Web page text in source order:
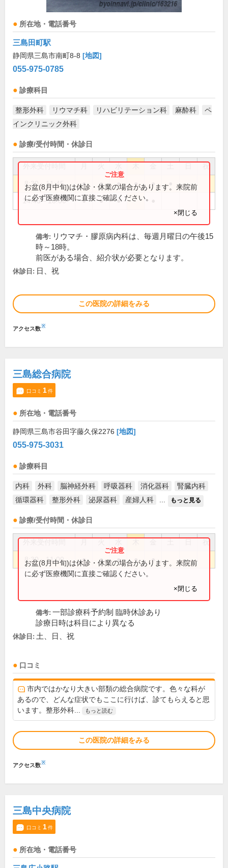
所在地・電話番号
三島田町駅
静岡県三島市南町8-8 [地図]
055-975-0785
診療科目
整形外科 リウマチ科 リハビリテーション科 麻酔科
ペ
インクリニック外科
診療/受付時間・休診日
祝
8:30～11:45 ● ● ● ● ●
14:45～18:00 ● ● ●
お盆(8月中旬)は休診・休業の場合があります。来院前
に必ず医療機関に直接ご確認ください。
×閉じる
備考: リウマチ・膠原病内科は、毎週月曜日の午後15
時～18時。
前医がある場合、紹介状が必要となります。
休診日: 日、祝
この医院の詳細をみる
アクセス数※
三島総合病院
口コミ 1件
所在地・電話番号
静岡県三島市谷田字藤久保2276 [地図]
055-975-3031
診療科目
内科 外科 脳神経外科 呼吸器科 消化器科
腎臓内科
循環器科
整形外科 泌尿器科 産婦人科 もっと見る
診療/受付時間・休診日
祝
8:30～11:00 ● ● ● ● ●
お盆(8月中旬)は休診・休業の場合があります。来院前
に必ず医療機関に直接ご確認ください。
×閉じる
備考: 一部診療科予約制 臨時休診あり
診療日時は科目により異なる
休診日: 土、日、祝
口コミ
市内ではかなり大きい部類の総合病院です。色々な科が
あるので、どんな症状でもここに行けば、診てもらえると思
います。整形外科...
もっと読む
この医院の詳細をみる
アクセス数※
三島中央病院
口コミ 1件
所在地・電話番号